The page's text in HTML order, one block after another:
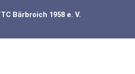
Bärbroich 1958 e. V.